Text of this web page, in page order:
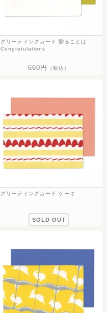
グリーティングカード 贈ることば
Congratulations
660円 （税込）
グリーティングカード ケーキ
SOLD OUT